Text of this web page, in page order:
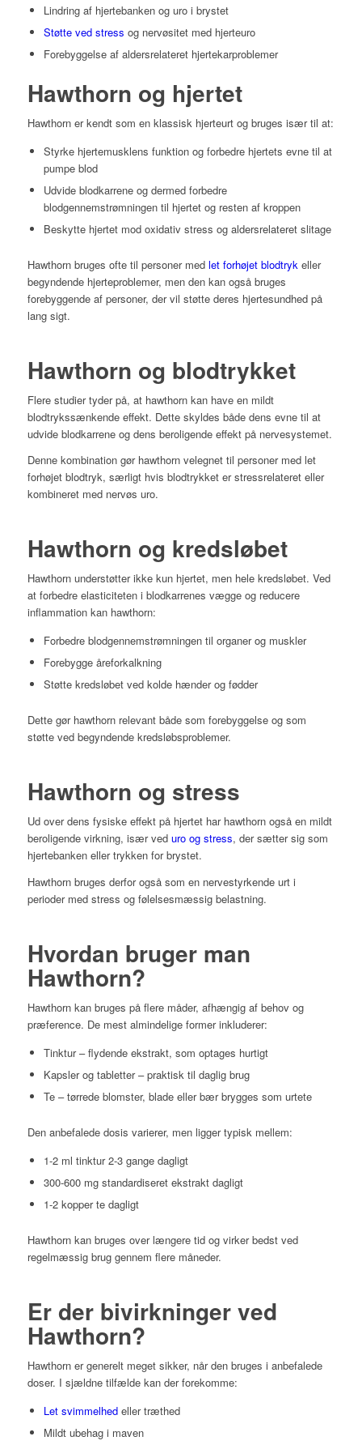
Lindring af hjertebanken og uro i brystet
Støtte ved stress og nervøsitet med hjerteuro
Forebyggelse af aldersrelateret hjertekarproblemer
Hawthorn og hjertet
Hawthorn er kendt som en klassisk hjerteurt og bruges især til at:
Styrke hjertemusklens funktion og forbedre hjertets evne til at
pumpe blod
Udvide blodkarrene og dermed forbedre
blodgennemstrømningen til hjertet og resten af kroppen
Beskytte hjertet mod oxidativ stress og aldersrelateret slitage
Hawthorn bruges ofte til personer med let forhøjet blodtrykeller
begyndende hjerteproblemer, men den kan også bruges
forebyggende af personer, der vil støtte deres hjertesundhed på
lang sigt.
Hawthorn og blodtrykket
Flere studier tyder på, at hawthorn kan have en mildt
blodtrykssænkende effekt. Dette skyldes både dens evne til at
udvide blodkarrene og dens beroligende effekt på nervesystemet.
Denne kombination gør hawthorn velegnet til personer med let
forhøjet blodtryk, særligt hvis blodtrykket er stressrelateret eller
kombineret med nervøs uro.
Hawthorn og kredsløbet
Hawthorn understøtter ikke kun hjertet, men hele kredsløbet. Ved
at forbedre elasticiteten i blodkarrenes vægge og reducere
inflammation kan hawthorn:
Forbedre blodgennemstrømningen til organer og muskler
Forebygge åreforkalkning
Støtte kredsløbet ved kolde hænder og fødder
Dette gør hawthorn relevant både som forebyggelse og som
støtte ved begyndende kredsløbsproblemer.
Hawthorn og stress
Ud over dens fysiske effekt på hjertet har hawthorn også en mildt
beroligende virkning, især ved uro og stress, der sætter sig som
hjertebanken eller trykken for brystet.
Hawthorn bruges derfor også som en nervestyrkende urt i
perioder med stress og følelsesmæssig belastning.
Hvordan bruger man
Hawthorn?
Hawthorn kan bruges på flere måder, afhængig af behov og
præference. De mest almindelige former inkluderer:
Tinktur – flydende ekstrakt, som optages hurtigt
Kapsler og tabletter – praktisk til daglig brug
Te – tørrede blomster, blade eller bær brygges som urtete
Den anbefalede dosis varierer, men ligger typisk mellem:
1-2 ml tinktur 2-3 gange dagligt
300-600 mg standardiseret ekstrakt dagligt
1-2 kopper te dagligt
Hawthorn kan bruges over længere tid og virker bedst ved
regelmæssig brug gennem flere måneder.
Er der bivirkninger ved
Hawthorn?
Hawthorn er generelt meget sikker, når den bruges i anbefalede
doser. I sjældne tilfælde kan der forekomme:
Let svimmelhedeller træthed
Mildt ubehag i maven